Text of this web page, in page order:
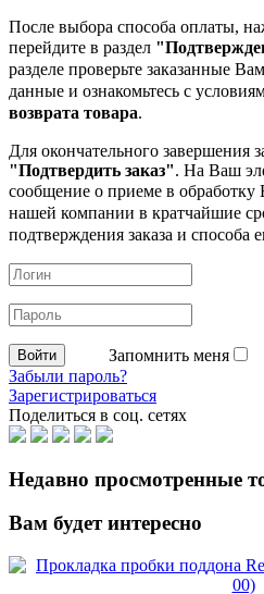
После выбора способа оплаты,
перейдите в раздел
разделе проверьте заказанные
данные и ознакомьтесь с
возврата товара.
Для окончательного завершения
"Подтвердить заказ". На Ваш
сообщение о приеме в обработку
нашей компании в кратчайшие
подтверждения заказа и способа
Запомнить меня
Забыли пароль?
Зарегистрироваться
Поделиться в соц. сетях
Недавно просмотренные
Вам будет интересно